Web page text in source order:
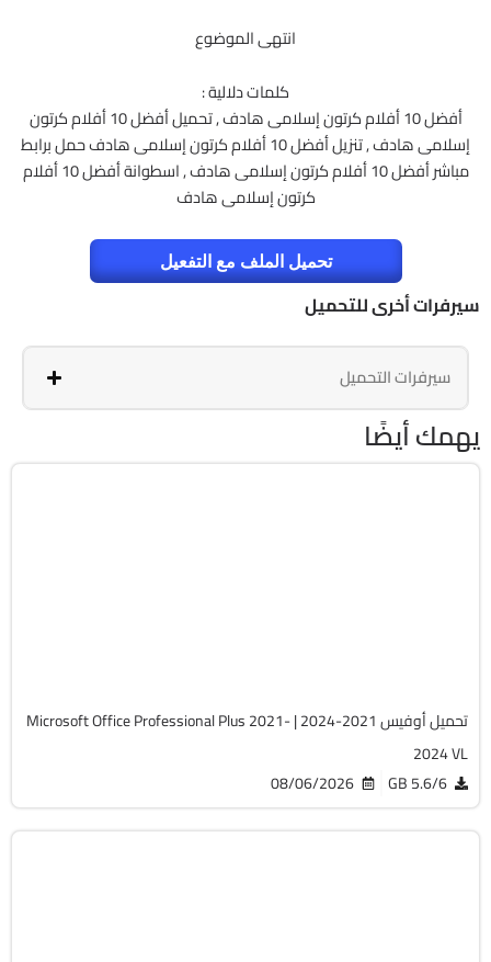
انتهى الموضوع
كلمات دلالية :
أفضل 10 أفلام كرتون إسلامى هادف , تحميل أفضل 10 أفلام كرتون
إسلامى هادف , تنزيل أفضل 10 أفلام كرتون إسلامى هادف حمل برابط
مباشر أفضل 10 أفلام كرتون إسلامى هادف , اسطوانة أفضل 10 أفلام
كرتون إسلامى هادف
تحميل الملف مع التفعيل
سيرفرات أخرى للتحميل
سيرفرات التحميل
يهمك أيضًا
تحميل أوفيس 2021-2024 | Microsoft Office Professional Plus 2021-
2024 VL
5.6/6 GB
08/06/2026